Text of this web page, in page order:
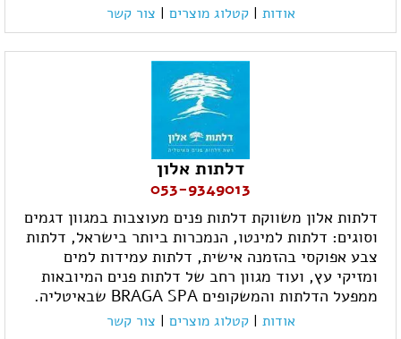
אודות | קטלוג מוצרים | צור קשר
דלתות אלון
053-9349013
דלתות אלון משווקת דלתות פנים מעוצבות במגוון דגמים
וסוגים: דלתות למינטו, הנמכרות ביותר בישראל, דלתות
צבע אפוקסי בהזמנה אישית, דלתות עמידות למים
ומזיקי עץ, ועוד מגוון רחב של דלתות פנים המיובאות
ממפעל הדלתות והמשקופים BRAGA SPA שבאיטליה.
אודות | קטלוג מוצרים | צור קשר